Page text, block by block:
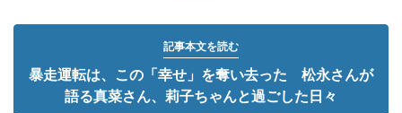
記事本文を読む
暴走運転は、この「幸せ」を奪い去った 松永さんが
語る真菜さん、莉子ちゃんと過ごした日々